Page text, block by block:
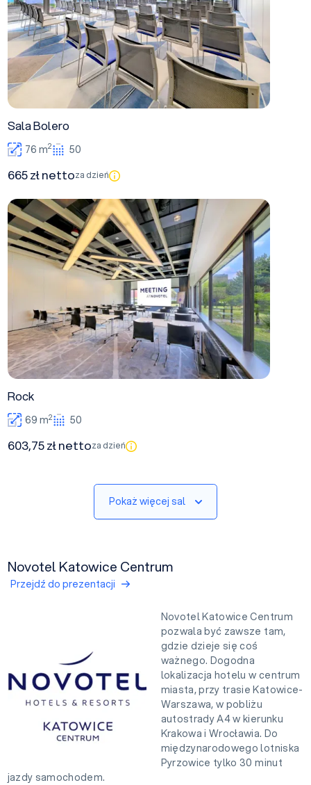
Sala Bolero
76 m2 50
665 zł nettoza dzień
Rock
Rock
69 m2 50
603,75 zł nettoza dzień
Pokaż więcej sal
Novotel Katowice Centrum
Przejdź do prezentacji
Novotel Katowice Centrum
pozwala być zawsze tam,
gdzie dzieje się coś
ważnego. Dogodna
lokalizacja hotelu w centrum
miasta, przy trasie Katowice-
Warszawa, w pobliżu
autostrady A4 w kierunku
Krakowa i Wrocławia. Do
międzynarodowego lotniska
Pyrzowice tylko 30 minut
jazdy samochodem.